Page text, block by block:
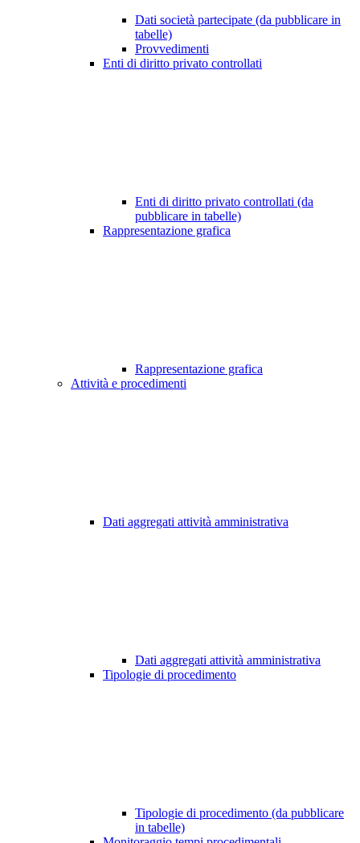
Dati società partecipate (da pubblicare in
tabelle)
Provvedimenti
Enti di diritto privato controllati
Enti di diritto privato controllati (da
pubblicare in tabelle)
Rappresentazione grafica
Rappresentazione grafica
Attività e procedimenti
Dati aggregati attività amministrativa
Dati aggregati attività amministrativa
Tipologie di procedimento
Tipologie di procedimento (da pubblicare
in tabelle)